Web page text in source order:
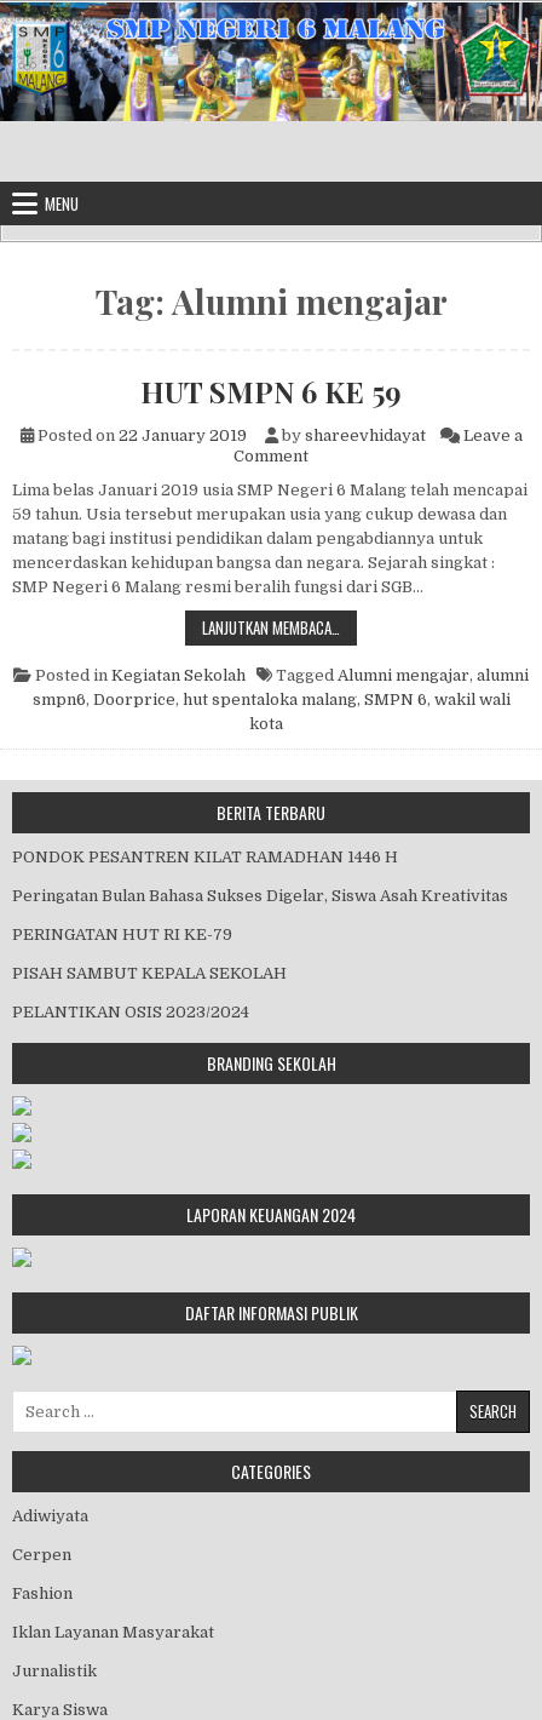
Skip to content
MENU
Tag:Alumni mengajar
HUT SMPN 6 KE 59
Posted on 22 January 2019 by shareevhidayat
Leave a
Commenton HUT SMPN 6 KE 59
Lima belas Januari 2019 usia SMP Negeri 6 Malang telah mencapai
59 tahun. Usia tersebut merupakan usia yang cukup dewasa dan
matang bagi institusi pendidikan dalam pengabdiannya untuk
mencerdaskan kehidupan bangsa dan negara. Sejarah singkat :
SMP Negeri 6 Malang resmi beralih fungsi dari SGB…
LANJUTKAN MEMBACA…
Posted in Kegiatan Sekolah Tagged Alumni mengajar, alumni
smpn6, Doorprice, hut spentaloka malang, SMPN 6, wakil wali
kota
BERITA TERBARU
PONDOK PESANTREN KILAT RAMADHAN 1446 H
Peringatan Bulan Bahasa Sukses Digelar, Siswa Asah Kreativitas
PERINGATAN HUT RI KE-79
PISAH SAMBUT KEPALA SEKOLAH
PELANTIKAN OSIS 2023/2024
BRANDING SEKOLAH
LAPORAN KEUANGAN 2024
DAFTAR INFORMASI PUBLIK
CATEGORIES
Adiwiyata
Cerpen
Fashion
Iklan Layanan Masyarakat
Jurnalistik
Karya Siswa